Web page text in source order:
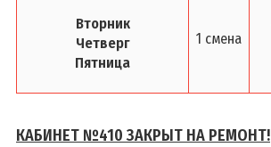
Вторник
Четверг
Пятница
1 смена
КАБИНЕТ №410 ЗАКРЫТ НА РЕМОНТ!